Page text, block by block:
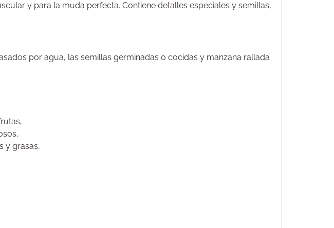
y para la muda perfecta. Contiene detalles especiales y semillas,
por agua, las semillas germinadas o cocidas y manzana rallada
y grasas,